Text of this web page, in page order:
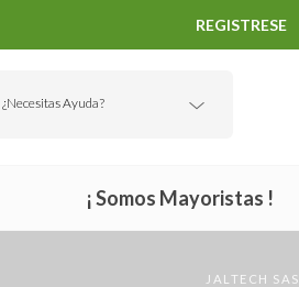
REGISTRESE
¿Necesitas Ayuda?
¡ Somos Mayoristas !
JALTECH SAS